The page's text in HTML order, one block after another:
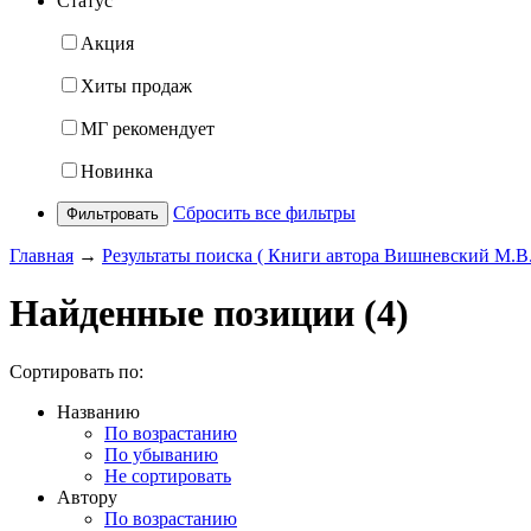
Акция
Хиты продаж
МГ рекомендует
Новинка
Фильтровать Сбросить все фильтры
Главная → Результаты поиска ( Книги автора Вишневский
Найденные позиции (4)
Сортировать по:
Названию
По возрастанию
По убыванию
Не сортировать
Автору
По возрастанию